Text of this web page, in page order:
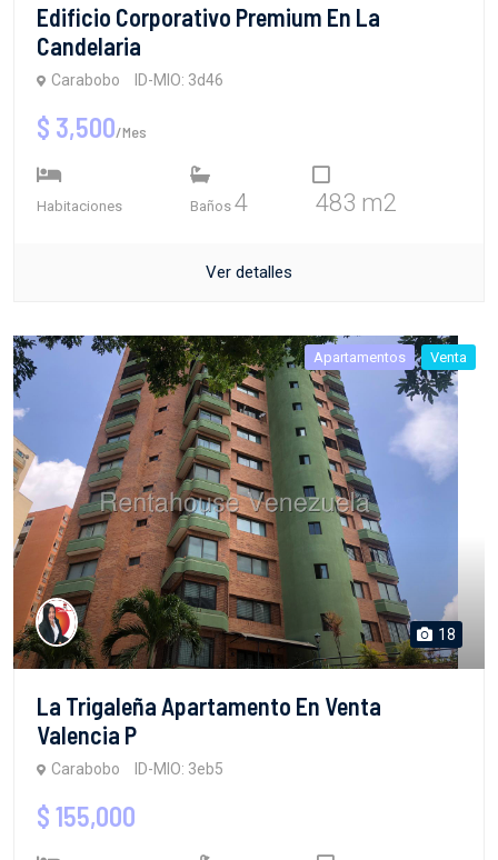
Edificio Corporativo Premium En La
Candelaria
Carabobo ID-MIO: 3d46
$ 3,500/Mes
Habitaciones Baños 4 483 m2
Ver detalles
Apartamentos Venta
18
La Trigaleña Apartamento En Venta
Valencia P
Carabobo ID-MIO: 3eb5
$ 155,000